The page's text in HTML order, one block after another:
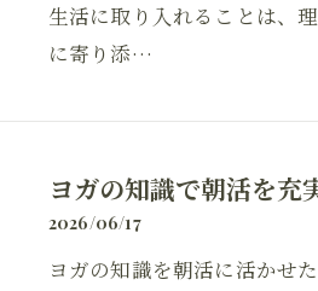
生活に取り入れることは、
に寄り添…
ヨガの知識で朝活を充
2026/06/17
ヨガの知識を朝活に活かせ